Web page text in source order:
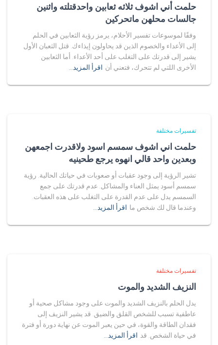
حلمت أني اشوف ثلاثه ثعابين واحدقتلته واثنين
جالسات محلهن ماتحركين
وفقًا لموسوعات تفسير الأحلام، يرمز رؤية الثعابين في الحلم
إلى الأعداء والخصوم الذين قد يحاولون إيذاءك. قتل الثعبان الأول
يشير إلى قدرتك على التغلب على أحد الأعداء. أما الثعابين
الأخرى اللتي لم تتحرك، فتعني أن اقرأ المزيد…
تفسيرات مختلفة
حلمت اني اشوف سمسم اسود ولاقدرت اجمعهن
وبعدين واحد قالي انهوه يرجع طحينيه
تشير الرؤية إلى وجود عقبات أو صعوبات في حياتك الحالية. رؤية
سمسم أسود يمثل العناء والمشاكل. عدم قدرتك على جمع
السمسم يدل على عدم القدرة على التغلب على هذه العقبات.
وعندما قال لك شخص ما اقرأ المزيد…
تفسيرات مختلفة
النزيف الشديد والموت
يدل الحلم بالنزيف الشديد والموت على وجود مشاكل صحية أو
عاطفية تسبب للشخص القلق والضيق. قد يشير النزيف إلى
فقدان الطاقة والقوة، في حين يعبر الموت عن نهاية دورة أو فترة
في حياة الشخص. قد اقرأ المزيد…